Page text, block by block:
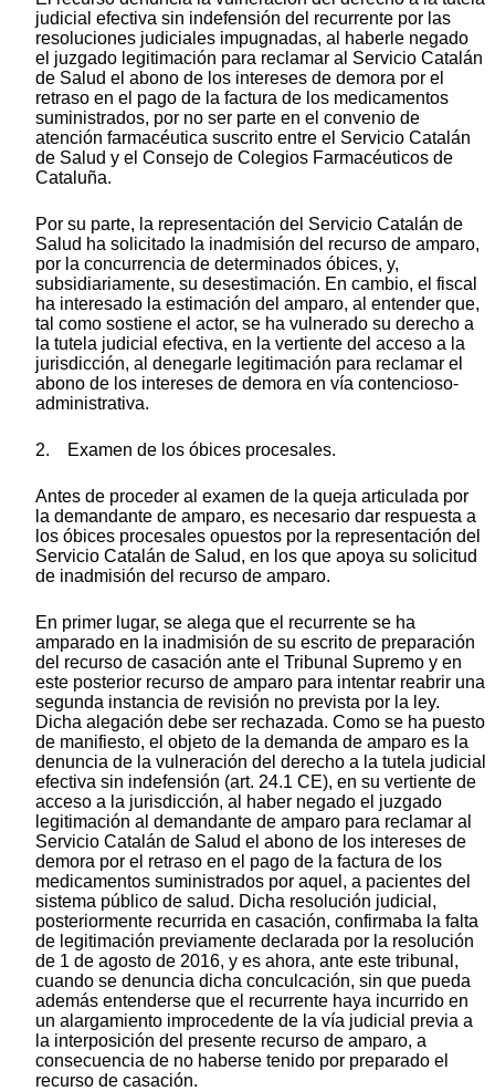
judicial efectiva sin indefensión del recurrente por las
resoluciones judiciales impugnadas, al haberle negado
el juzgado legitimación para reclamar al Servicio Catalán
de Salud el abono de los intereses de demora por el
retraso en el pago de la factura de los medicamentos
suministrados, por no ser parte en el convenio de
atención farmacéutica suscrito entre el Servicio Catalán
de Salud y el Consejo de Colegios Farmacéuticos de
Cataluña.
Por su parte, la representación del Servicio Catalán de
Salud ha solicitado la inadmisión del recurso de amparo,
por la concurrencia de determinados óbices, y,
subsidiariamente, su desestimación. En cambio, el fiscal
ha interesado la estimación del amparo, al entender que,
tal como sostiene el actor, se ha vulnerado su derecho a
la tutela judicial efectiva, en la vertiente del acceso a la
jurisdicción, al denegarle legitimación para reclamar el
abono de los intereses de demora en vía contencioso-
administrativa.
2. Examen de los óbices procesales.
Antes de proceder al examen de la queja articulada por
la demandante de amparo, es necesario dar respuesta a
los óbices procesales opuestos por la representación del
Servicio Catalán de Salud, en los que apoya su solicitud
de inadmisión del recurso de amparo.
En primer lugar, se alega que el recurrente se ha
amparado en la inadmisión de su escrito de preparación
del recurso de casación ante el Tribunal Supremo y en
este posterior recurso de amparo para intentar reabrir una
segunda instancia de revisión no prevista por la ley.
Dicha alegación debe ser rechazada. Como se ha puesto
de manifiesto, el objeto de la demanda de amparo es la
denuncia de la vulneración del derecho a la tutela judicial
efectiva sin indefensión (art. 24.1 CE), en su vertiente de
acceso a la jurisdicción, al haber negado el juzgado
legitimación al demandante de amparo para reclamar al
Servicio Catalán de Salud el abono de los intereses de
demora por el retraso en el pago de la factura de los
medicamentos suministrados por aquel, a pacientes del
sistema público de salud. Dicha resolución judicial,
posteriormente recurrida en casación, confirmaba la falta
de legitimación previamente declarada por la resolución
de 1 de agosto de 2016, y es ahora, ante este tribunal,
cuando se denuncia dicha conculcación, sin que pueda
además entenderse que el recurrente haya incurrido en
un alargamiento improcedente de la vía judicial previa a
la interposición del presente recurso de amparo, a
consecuencia de no haberse tenido por preparado el
recurso de casación.